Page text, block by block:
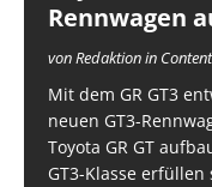
Rennwagen
von Redaktion in
Mit dem GR GT3
neuen GT3-
Toyota GR GT
GT3-Klasse